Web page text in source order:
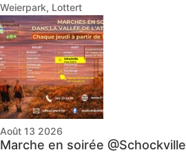
Weierpark, Lottert
Août 13 2026
Marche en soirée @Schockville